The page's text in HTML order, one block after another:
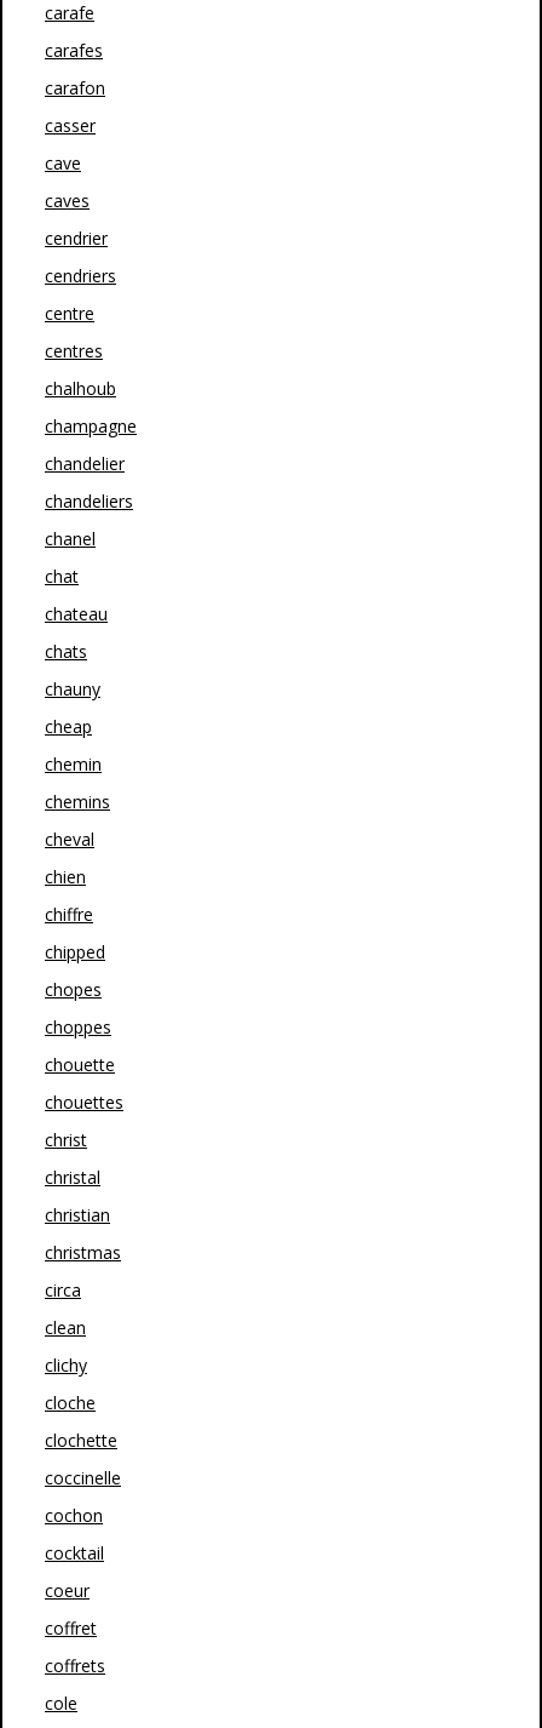
carafe
carafes
carafon
casser
cave
caves
cendrier
cendriers
centre
centres
chalhoub
champagne
chandelier
chandeliers
chanel
chat
chateau
chats
chauny
cheap
chemin
chemins
cheval
chien
chiffre
chipped
chopes
choppes
chouette
chouettes
christ
christal
christian
christmas
circa
clean
clichy
cloche
clochette
coccinelle
cochon
cocktail
coeur
coffret
coffrets
cole